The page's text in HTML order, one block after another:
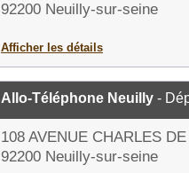
92200 Neuilly-sur-seine
Afficher les détails
Allo-Téléphone Neuilly -
108 AVENUE CHARLES
92200 Neuilly-sur-seine